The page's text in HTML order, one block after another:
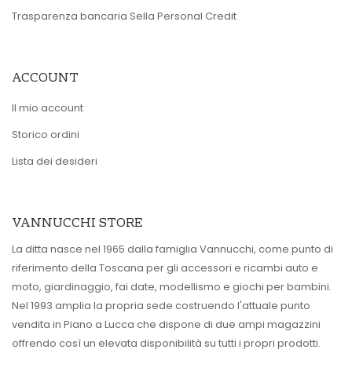
Trasparenza bancaria Sella Personal Credit
ACCOUNT
Il mio account
Storico ordini
Lista dei desideri
VANNUCCHI STORE
La ditta nasce nel 1965 dalla famiglia Vannucchi, come punto di
riferimento della Toscana per gli accessori e ricambi auto e
moto, giardinaggio, fai date, modellismo e giochi per bambini.
Nel 1993 amplia la propria sede costruendo l'attuale punto
vendita in Piano a Lucca che dispone di due ampi magazzini
offrendo così un elevata disponibilità su tutti i propri prodotti.